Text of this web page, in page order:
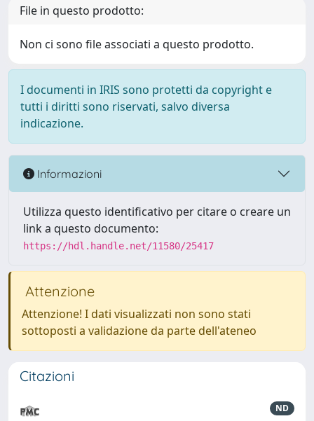
File in questo prodotto:
Non ci sono file associati a questo prodotto.
I documenti in IRIS sono protetti da copyright e
tutti i diritti sono riservati, salvo diversa
indicazione.
Informazioni
Utilizza questo identificativo per citare o creare un
link a questo documento:
https://hdl.handle.net/11580/25417
Attenzione
Attenzione! I dati visualizzati non sono stati
sottoposti a validazione da parte dell'ateneo
Citazioni
ND